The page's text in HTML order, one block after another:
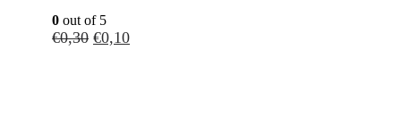
0 out of 5
€0,30 €0,10